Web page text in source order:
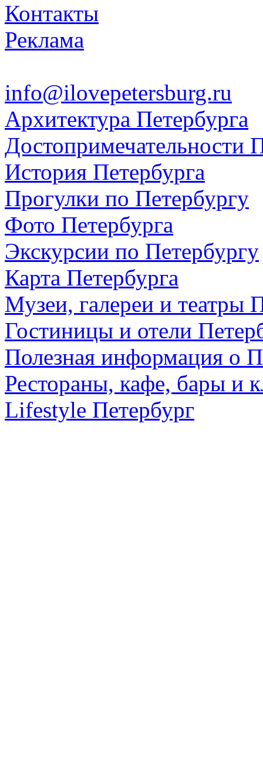
Контакты
Реклама
info@ilovepetersburg.ru
Архитектура Петербурга
Достопримечательности
История Петербурга
Прогулки по Петербургу
Фото Петербурга
Экскурсии по Петербургу
Карта Петербурга
Музеи, галереи и театры
Гостиницы и отели
Полезная информация о
Рестораны, кафе, бары и
Lifestyle Петербург